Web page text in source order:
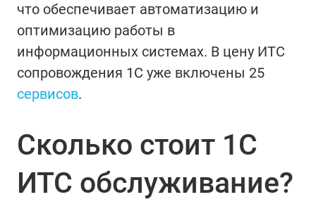
что обеспечивает автоматизацию и
оптимизацию работы в
информационных системах. В цену ИТС
сопровождения 1С уже включены 25
сервисов.
Сколько стоит 1С
ИТС обслуживание?